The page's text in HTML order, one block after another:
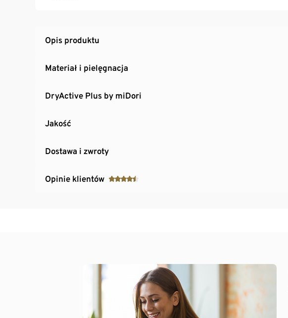
Opis produktu
Materiał i pielęgnacja
DryActive Plus by miDori
Jakość
Dostawa i zwroty
Opinie klientów